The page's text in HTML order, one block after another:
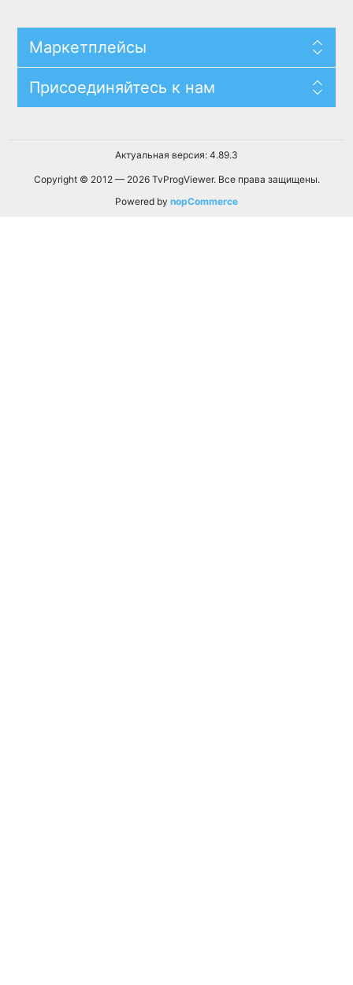
Маркетплейсы
Присоединяйтесь к нам
Актуальная версия: 4.89.3
Copyright © 2012 — 2026 TvProgViewer. Все права защищены.
Powered by nopCommerce